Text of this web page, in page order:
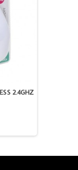
2.4GHZ